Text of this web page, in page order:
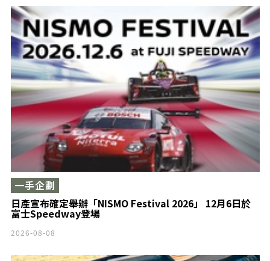
日產宣布確定舉辦「NISMO Festival 2026」 12月6日於
富士Speedway登場
一手企劃
2026-08-08